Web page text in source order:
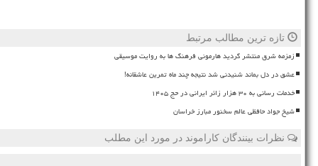
تازه ترین مطالب مرتبط
زمزمه شرق منتشر گردید هارمونی فرهنگ ها به روایت موسیقی
عشق در دل بماند شنیدنی شد نتیجه چند ماه تمرین عاشقانه!
خدمات رسانی به ۳۰ هزار زائر ایرانی در حج ۱۴۰۵
شیخ جواد حافظی عالم سخنور مبارز خراسان
نظرات بینندگان کاراموند در مورد این مطلب